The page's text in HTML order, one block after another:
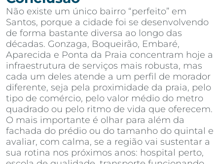
Não existe um único bairro “perfeito” em
Santos, porque a cidade foi se desenvolvendo
de forma bastante diversa ao longo das
décadas. Gonzaga, Boqueirão, Embaré,
Aparecida e Ponta da Praia concentram hoje a
infraestrutura de serviços mais robusta, mas
cada um deles atende a um perfil de morador
diferente, seja pela proximidade da praia, pelo
tipo de comércio, pelo valor médio do metro
quadrado ou pelo ritmo de vida que oferecem.
O mais importante é olhar para além da
fachada do prédio ou do tamanho do quintal e
avaliar, com calma, se a região vai sustentar a
sua rotina nos próximos anos: hospital perto,